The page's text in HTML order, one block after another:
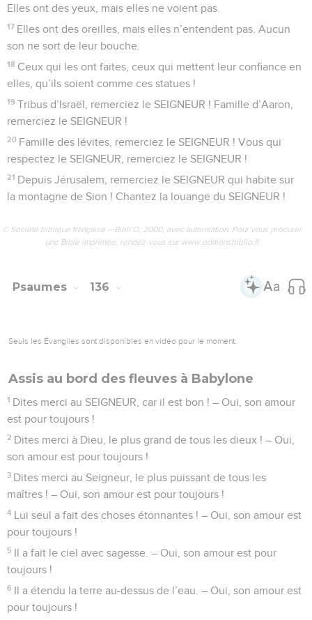
4
Le SEIGNEUR a choisi pour lui le peuple de Jacob, il a pris
Israël comme son trésor.
5 Oui, je le sais, le SEIGNEUR est grand, notre maître est au-
dessus de tous les dieux.
6
Le SEIGNEUR fait tout ce qu’il veut, dans le ciel et sur la
terre, dans les mers et dans les profondeurs.
7 Il soulève les nuages du bout du monde, il lance les éclairs
pour faire tomber la pluie, il tire le vent qu’il gardait en
réserve.
8 C’est le SEIGNEUR qui a frappé les fils aînés des Égyptiens,
les premiers-nés de leurs animaux.
étonnante contre le roi d’Égypte et tous ses serviteurs.
Sihon, roi des Amorites, Og, roi du Bachan, et tous les rois
Israël, son peuple.
on se souviendra de toi de génération en génération.
14 Oui, le SEIGNEUR fait justice à son peuple, il a pitié de
ceux qui le servent.
15 Les dieux des autres peuples sont en argent et en or. Ils
sont fabriqués par des hommes.
16 Ces statues ont une bouche, mais elles ne parlent pas.
Elles ont des yeux, mais elles ne voient pas.
17
Elles ont des oreilles, mais elles n’entendent pas. Aucun
son ne sort de leur bouche.
18 Ceux qui les ont faites, ceux qui mettent leur confiance en
elles, qu’ils soient comme ces statues !
19 Tribus d’Israël, remerciez le SEIGNEUR ! Famille d’Aaron,
remerciez le SEIGNEUR !